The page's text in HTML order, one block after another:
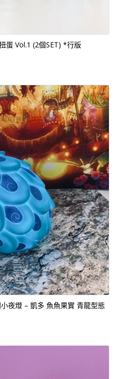
蛋 Vol.1 (2個SET) *行版
夜燈 – 凱多 魚魚果實 青龍型態